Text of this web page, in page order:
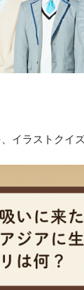
イラストクイ